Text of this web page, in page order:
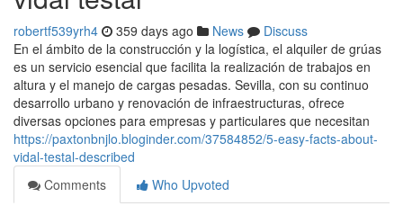
robertf539yrh4 359 days ago News
Discuss
En el ámbito de la construcción y la logística, el alquiler de grúas
es un servicio esencial que facilita la realización de trabajos en
altura y el manejo de cargas pesadas. Sevilla, con su continuo
desarrollo urbano y renovación de infraestructuras, ofrece
diversas opciones para empresas y particulares que necesitan
https://paxtonbnjlo.bloginder.com/37584852/5-easy-facts-about-
vidal-testal-described
Comments
Who Upvoted